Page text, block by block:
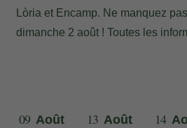
Lòria et Encamp. Ne manquez
dimanche 2 août ! Toutes les
09 Août 13 Août 14